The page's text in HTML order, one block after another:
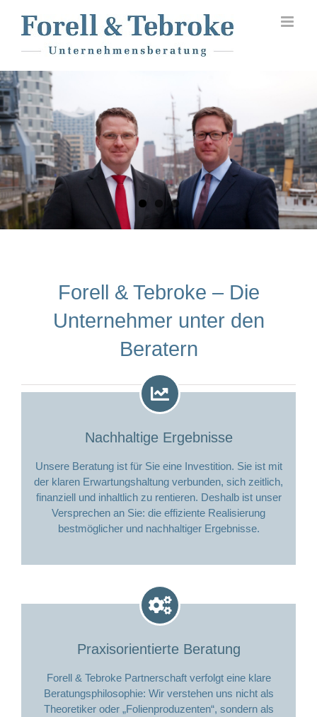
content
Forell & Tebroke – Die
Unternehmer unter den
Beratern
Nachhaltige Ergebnisse
Unsere Beratung ist für Sie eine Investition. Sie ist mit
der klaren Erwartungshaltung verbunden, sich zeitlich,
finanziell und inhaltlich zu rentieren. Deshalb ist unser
Versprechen an Sie: die effiziente Realisierung
bestmöglicher und nachhaltiger Ergebnisse.
Praxisorientierte Beratung
Forell & Tebroke Partnerschaft verfolgt eine klare
Beratungsphilosophie: Wir verstehen uns nicht als
Theoretiker oder „Folienproduzenten“, sondern als